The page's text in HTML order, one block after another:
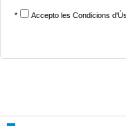
* Accepto les Condicions d'Ús